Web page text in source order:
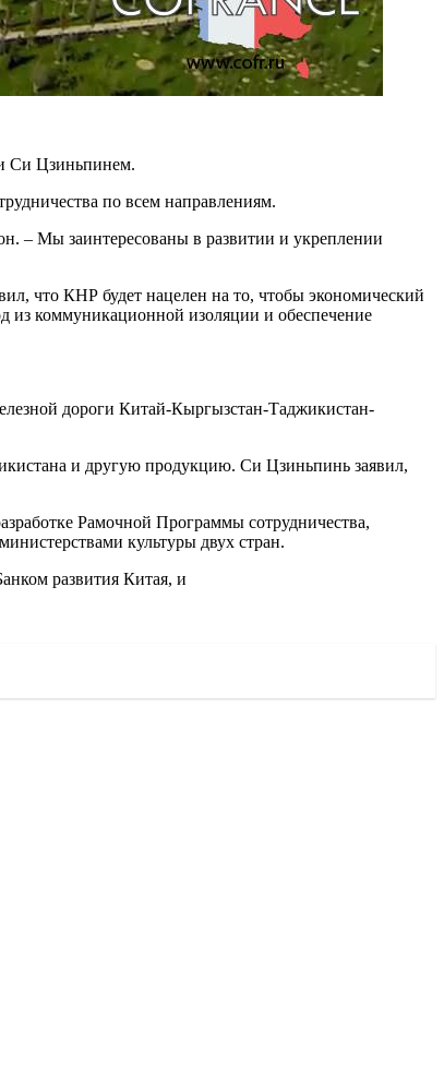
Си Цзиньпинем.
по всем направлениям.
– Мы заинтересованы в развитии и укреплении
что КНР будет нацелен на то, чтобы экономический
из коммуникационной изоляции и обеспечение
дороги Китай-Кыргызстан-Таджикистан-
и другую продукцию. Си Цзиньпинь заявил,
Рамочной Программы сотрудничества,
культуры двух стран.
развития Китая, и